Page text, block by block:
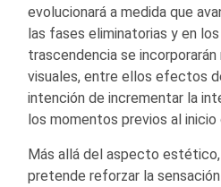
evolucionará a medida que
las fases eliminatorias y en
trascendencia se
visuales, entre ellos efectos
intención de incrementar la
los momentos previos al inicio
Más allá del aspecto
pretende reforzar la